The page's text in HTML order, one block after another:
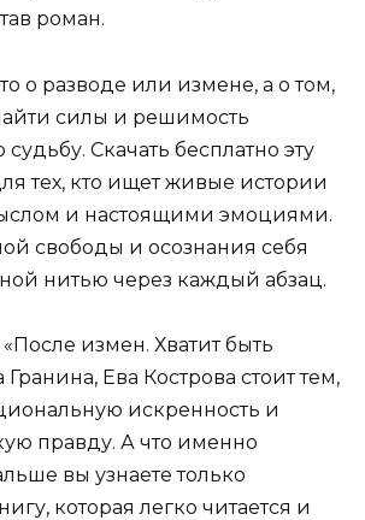
роман.
о разводе или измене, а о том,
силы и решимость
Скачать бесплатно эту
тех, кто ищет живые истории
и настоящими эмоциями.
свободы и осознания себя
нитью через каждый абзац.
измен. Хватит быть
Ева Кострова стоит тем,
искренность и
правду. А что именно
вы узнаете только
которая легко читается и